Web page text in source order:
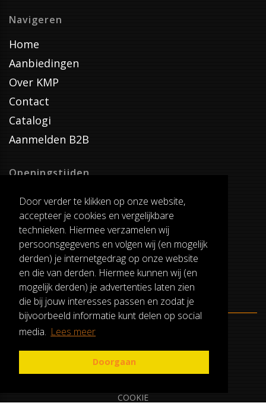
Door verder te klikken op onze website,
accepteer je cookies en vergelijkbare
technieken. Hiermee verzamelen wij
persoonsgegevens en volgen wij (en mogelijk
derden) je internetgedrag op onze website
en die van derden. Hiermee kunnen wij (en
mogelijk derden) je advertenties laten zien
die bij jouw interesses passen en zodat je
bijvoorbeeld informatie kunt delen op social
media. Lees meer
Doorgaan
Navigeren
Home
Aanbiedingen
Over KMP
Contact
Catalogi
Aanmelden B2B
Openingstijden
Dinsdag T/M Zaterdag
van 8:00-17:00
Verzenddagen
Dinsdag T/M Vrijdag
Pauze
12:30-13:00
ALGEMENE VOORWAARDEN
RUILEN EN RETOURNEREN
COOKIE